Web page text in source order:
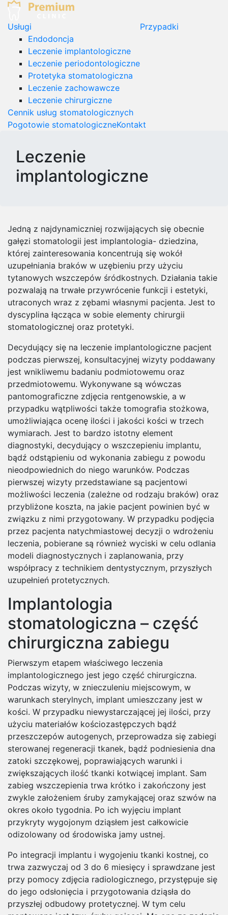
Premium Clinic
Stomatolog Pruszcz Gdański
Usługi
Endodoncja
Leczenie implantologiczne
Leczenie periodontologiczne
Protetyka stomatologiczna
Leczenie zachowawcze
Leczenie chirurgiczne
Przypadki
Cennik usług stomatologicznych
Pogotowie stomatologiczneKontakt
Leczenie
implantologiczne
Jedną z najdynamiczniej rozwijających się obecnie
gałęzi stomatologii jest implantologia- dziedzina,
której zainteresowania koncentrują się wokół
uzupełniania braków w uzębieniu przy użyciu
tytanowych wszczepów śródkostnych. Działania takie
pozwalają na trwałe przywrócenie funkcji i estetyki,
utraconych wraz z zębami własnymi pacjenta. Jest to
dyscyplina łącząca w sobie elementy chirurgii
stomatologicznej oraz protetyki.
Decydujący się na leczenie implantologiczne pacjent
podczas pierwszej, konsultacyjnej wizyty poddawany
jest wnikliwemu badaniu podmiotowemu oraz
przedmiotowemu. Wykonywane są wówczas
pantomograficzne zdjęcia rentgenowskie, a w
przypadku wątpliwości także tomografia stożkowa,
umożliwiająca ocenę ilości i jakości kości w trzech
wymiarach. Jest to bardzo istotny element
diagnostyki, decydujący o wszczepieniu implantu,
bądź odstąpieniu od wykonania zabiegu z powodu
nieodpowiednich do niego warunków. Podczas
pierwszej wizyty przedstawiane są pacjentowi
możliwości leczenia (zależne od rodzaju braków) oraz
przybliżone koszta, na jakie pacjent powinien być w
związku z nimi przygotowany. W przypadku podjęcia
przez pacjenta natychmiastowej decyzji o wdrożeniu
leczenia, pobierane są również wyciski w celu odlania
modeli diagnostycznych i zaplanowania, przy
współpracy z technikiem dentystycznym, przyszłych
uzupełnień protetycznych.
Implantologia
stomatologiczna – część
chirurgiczna zabiegu
Pierwszym etapem właściwego leczenia
implantologicznego jest jego część chirurgiczna.
Podczas wizyty, w znieczuleniu miejscowym, w
warunkach sterylnych, implant umieszczany jest w
kości. W przypadku niewystarczającej jej ilości, przy
użyciu materiałów kościozastępczych bądź
przeszczepów autogenych, przeprowadza się zabiegi
sterowanej regeneracji tkanek, bądź podniesienia dna
zatoki szczękowej, poprawiających warunki i
zwiększających ilość tkanki kotwiącej implant. Sam
zabieg wszczepienia trwa krótko i zakończony jest
zwykle założeniem śruby zamykającej oraz szwów na
okres około tygodnia. Po ich wyjęciu implant
przykryty wygojonym dziąsłem jest całkowicie
odizolowany od środowiska jamy ustnej.
Po integracji implantu i wygojeniu tkanki kostnej, co
trwa zazwyczaj od 3 do 6 miesięcy i sprawdzane jest
przy pomocy zdjęcia radiologicznego, przystępuje się
do jego odsłonięcia i przygotowania dziąsła do
przyszłej odbudowy protetycznej. W tym celu